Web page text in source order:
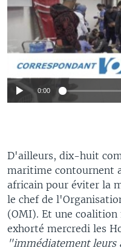
No media
0:00
D'ailleurs, dix-huit
maritime contournent
africain pour éviter la
le chef de
(OMI). Et une coalition
exhorté mercredi les
"immédiatement leurs